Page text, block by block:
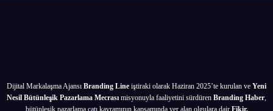
Dijital Markalaşma Ajansı Branding Line iştiraki olarak Haziran 2025’te kurulan ve Yeni
Nesil Bütünleşik Pazarlama Mecrası misyonuyla faaliyetini sürdüren Branding Haber,